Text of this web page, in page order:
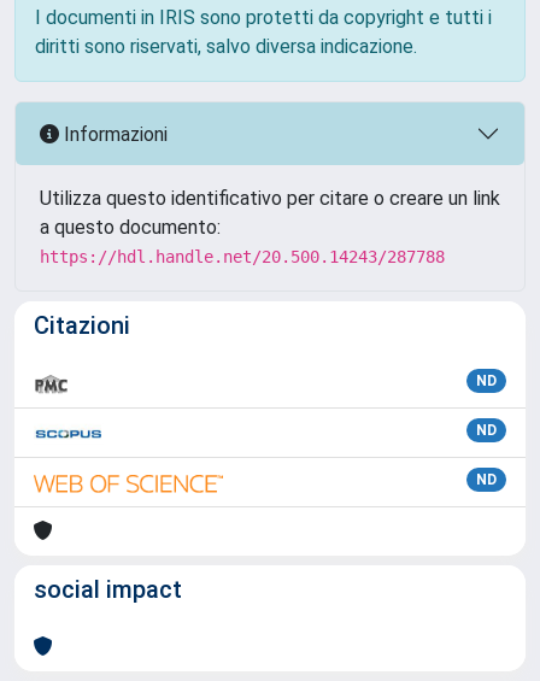
I documenti in IRIS sono protetti da copyright e tutti i
diritti sono riservati, salvo diversa indicazione.
Informazioni
Utilizza questo identificativo per citare o creare un link
a questo documento:
https://hdl.handle.net/20.500.14243/287788
Citazioni
ND
ND
ND
social impact